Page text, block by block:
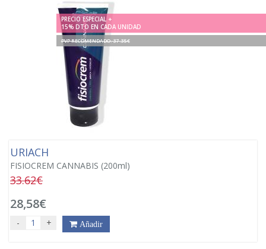
PRECIO ESPECIAL +
15% DTO EN CADA UNIDAD
PVP RECOMENDADO. 37.35€
URIACH
FISIOCREM CANNABIS (200ml)
33.62€
28,58€
- + Añadir